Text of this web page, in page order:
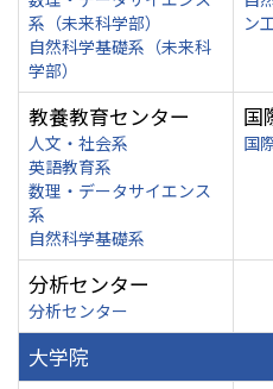
系（未来科学部）
自然科学基礎系（未来科
学部）
ン
教養教育センター
人文・社会系
英語教育系
数理・データサイエンス
系
自然科学基礎系
国
国
分析センター
分析センター
大学院